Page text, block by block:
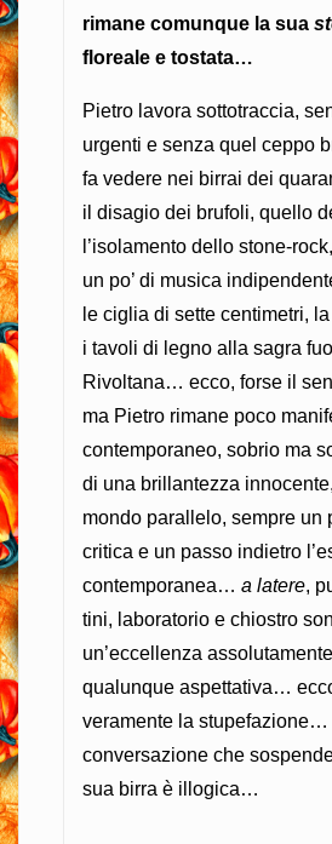
rimane comunque la sua
floreale e tostata…
Pietro lavora sottotraccia,
urgenti e senza quel ceppo
fa vedere nei birrai dei
il disagio dei brufoli, quello
l’isolamento dello stone-
un po’ di musica
le ciglia di sette centimetri,
i tavoli di legno alla sagra
Rivoltana… ecco, forse il
ma Pietro rimane poco
contemporaneo, sobrio ma
di una brillantezza
mondo parallelo, sempre un
critica e un passo indietro
contemporanea… a latere,
tini, laboratorio e chiostro
un’eccellenza
qualunque aspettativa…
veramente la stupefazione…
conversazione che
sua birra è illogica…